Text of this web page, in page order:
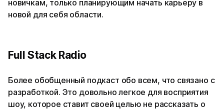
новичкам, только планирующим начать карьеру в
новой для себя области.
Full Stack Radio
Более обобщенный подкаст обо всем, что связано с
разработкой. Это довольно легкое для восприятия
шоу, которое ставит своей целью не рассказать о